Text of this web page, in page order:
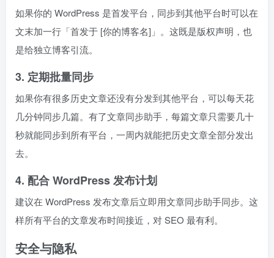
如果你的 WordPress 是首发平台，同步到其他平台时可以在
文末加一行「首发于 [你的博客名]」。这既是版权声明，也
是给独立博客引流。
3. 定期批量同步
如果你有很多历史文章还没有分发到其他平台，可以每天花
几分钟同步几篇。有了文章同步助手，每篇文章只需要几十
秒就能同步到所有平台，一周内就能把历史文章全部分发出
去。
4. 配合 WordPress 发布计划
建议在 WordPress 发布文章后立即用文章同步助手同步。这
样所有平台的文章发布时间接近，对 SEO 最有利。
安全与隐私